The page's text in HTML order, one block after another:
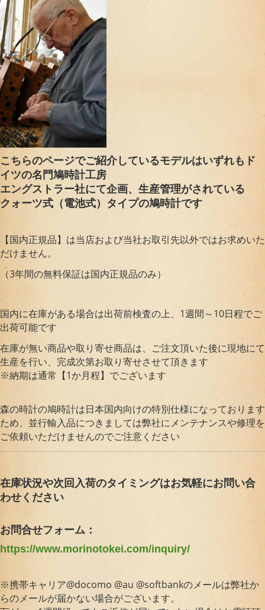
こちらのページでご紹介しているモデルはいずれもド
イツの名門鳩時計工房
エングストラー社にて企画、生産管理がされている
クォーツ式（電池式）タイプの鳩時計です
【国内正規品】は当店および当社お取引先以外ではお求めいた
だけません。
（3年間の無料保証は国内正規品のみ）
国内に在庫がある場合は出荷前検査の上、1週間～10日程でご
出荷可能です
在庫が無い商品や取り寄せ商品は、ご注文頂いた後に現地にて
生産を行い、完成次第お取り寄せさせて頂きます
※納期は通常【1か月程】でございます
森の時計の鳩時計は日本国内向けの特別仕様になっております
ため、並行輸入品につきましては弊社にメンテナンスや修理を
ご依頼いただけませんのでご注意ください
在庫状況や次回入荷のタイミングはお気軽にお問い合
わせください
お問合せフォーム：
https://www.morinotokei.com/inquiry/
※携帯キャリア@docomo @au @softbankのメールは弊社か
らのメールが届かない場合がございます。